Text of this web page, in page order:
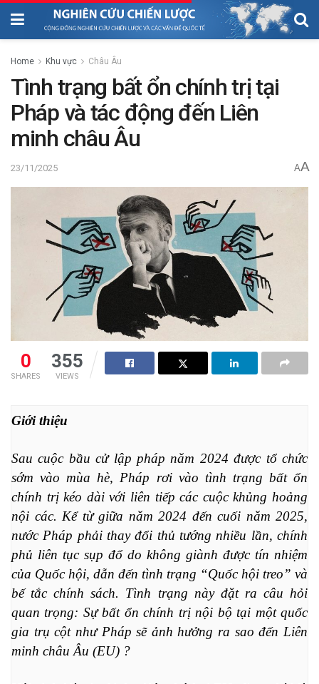
Home Khu vực Châu Âu
Tình trạng bất ổn chính trị tại
Pháp và tác động đến Liên
minh châu Âu
23/11/2025 AA
0
SHARES
355
VIEWS
Giới thiệu
Sau cuộc bầu cử lập pháp năm 2024 được tổ chức
sớm vào mùa hè, Pháp rơi vào tình trạng bất ổn
chính trị kéo dài với liên tiếp các cuộc khủng hoảng
nội các. Kể từ giữa năm 2024 đến cuối năm 2025,
nước Pháp phải thay đổi thủ tướng nhiều lần, chính
phủ liên tục sụp đổ do không giành được tín nhiệm
của Quốc hội, dẫn đến tình trạng “Quốc hội treo” và
bế tắc chính sách. Tình trạng này đặt ra câu hỏi
quan trọng: Sự bất ổn chính trị nội bộ tại một quốc
gia trụ cột như Pháp sẽ ảnh hưởng ra sao đến Liên
minh châu Âu (EU) ?